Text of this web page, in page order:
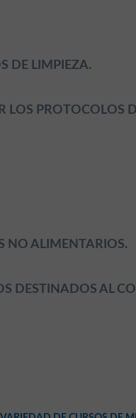
DE LIMPIEZA.
LOS PROTOCOLOS
NO ALIMENTARIOS.
DESTINADOS AL